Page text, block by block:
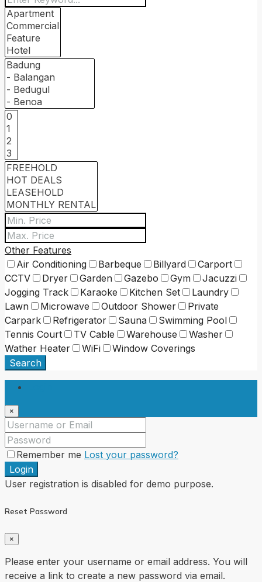
Other Features
Air Conditioning
Barbeque Billyard
Carport
CCTV
Dryer Garden Gazebo Gym
Jacuzzi
Jogging Track
Karaoke Kitchen Set
Laundry
Lawn
Microwave Outdoor Shower
Private
Carpark
Refrigerator Sauna
Swimming Pool
Tennis Court
TV Cable Warehouse
Washer
Wather Heater
WiFi
Window Coverings
Search
×
Remember me Lost your password?
Login
User registration is disabled for demo purpose.
Reset Password
×
Please enter your username or email address. You will
receive a link to create a new password via email.